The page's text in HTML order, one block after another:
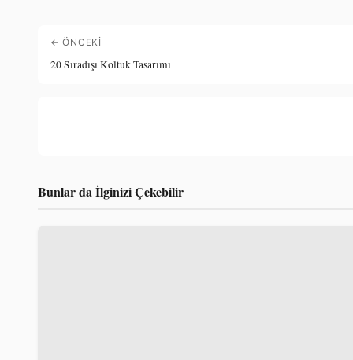
← ÖNCEKI
20 Sıradışı Koltuk Tasarımı
Bunlar da İlginizi Çekebilir